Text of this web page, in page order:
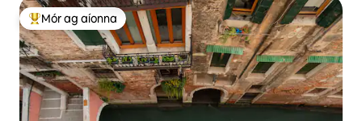
An-mhór ag aíonna
Mór ag aíonna